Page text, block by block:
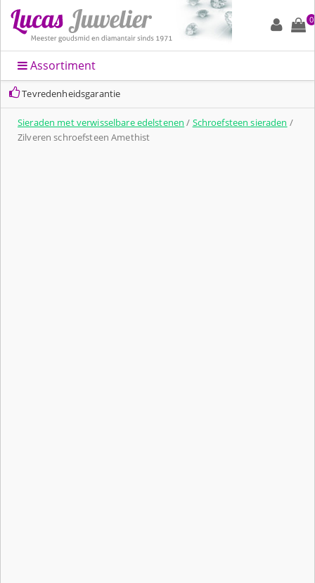
0
Assortiment
Tevredenheidsgarantie
Sieraden met verwisselbare edelstenen / Schroefsteen sieraden /
Zilveren schroefsteen Amethist